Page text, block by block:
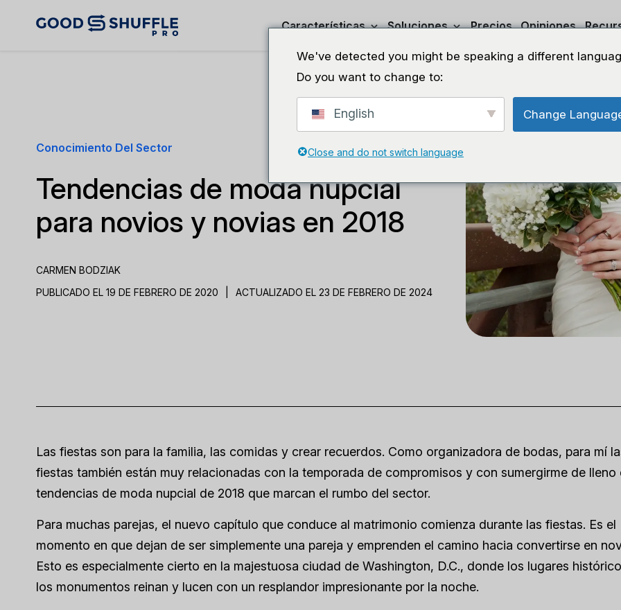
Características Soluciones Precios Opiniones
Conocimiento Del Sector
Tendencias de moda nupcial
para novios y novias en 2018
CARMEN BODZIAK
PUBLICADO EL 19 DE FEBRERO DE 2020
ACTUALIZADO EL 23 DE FEBRERO DE 2024
Las fiestas son para la familia, las comidas y crear recuerdos. Como organizadora de bodas, para mí
fiestas también están muy relacionadas con la temporada de compromisos y con sumergirme de lleno
tendencias de moda nupcial de 2018 que marcan el rumbo del sector.
Para muchas parejas, el nuevo capítulo que conduce al matrimonio comienza durante las fiestas. Es el
momento en que dejan de ser simplemente una pareja y emprenden el camino hacia convertirse en
Esto es especialmente cierto en la majestuosa ciudad de Washington, D.C., donde los lugares
los monumentos reinan y lucen con un resplandor impresionante por la noche.
We've detected you might be speaking a different
Do you want to change to:
English Change
Close and do not switch language